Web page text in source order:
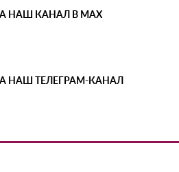
НАШ КАНАЛ В MAX
НАШ ТЕЛЕГРАМ-КАНАЛ